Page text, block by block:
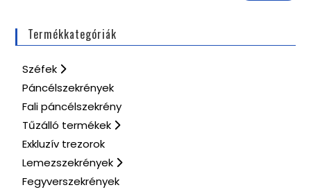
Termékkategóriák
Széfek
Páncélszekrények
Fali páncélszekrény
Tűzálló termékek
Exkluzív trezorok
Lemezszekrények
Fegyverszekrények